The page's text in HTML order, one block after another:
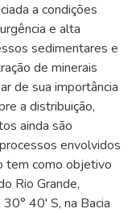
a condições
e alta
sedimentares e
de minerais
de sua importância
a distribuição,
ainda são
envolvidos
tem como objetivo
Rio Grande,
40' S, na Bacia